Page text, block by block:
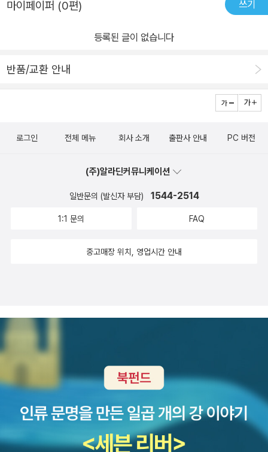
마이페이퍼 (0편) 쓰기
등록된 글이 없습니다
반품/교환 안내
로그인 전체 메뉴 회사 소개 출판사 안내 PC 버전
(주)알라딘커뮤니케이션
일반문의 (발신자 부담) 1544-2514
1:1 문의 FAQ
중고매장 위치, 영업시간 안내